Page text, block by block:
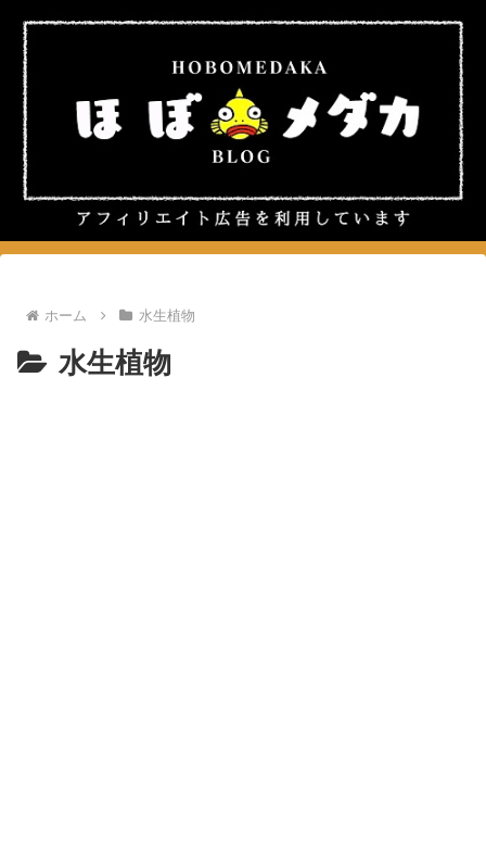
ホーム 水生植物
水生植物